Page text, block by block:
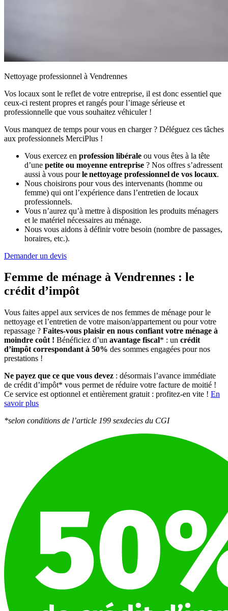
Nettoyage professionnel à Vendrennes
Vos locaux sont le reflet de votre entreprise, il est donc essentiel que
ceux-ci restent propres et rangés pour l’image sérieuse et
professionnelle que vous souhaitez véhiculer !
Vous manquez de temps pour vous en charger ? Déléguez ces tâches
aux professionnels MerciPlus !
Vous exercez en profession libérale ou vous êtes à la tête
d’une petite ou moyenne entreprise ? Nos offres s’adressent
aussi à vous pourle nettoyage professionnel de vos locaux.
Nous choisirons pour vous des intervenants (homme ou
femme) qui ont l’expérience dans l’entretien de locaux
professionnels.
Vous n’aurez qu’à mettre à disposition les produits ménagers
et le matériel nécessaires au ménage.
Nous vous aidons à définir votre besoin (nombre de passages,
horaires, etc.).
Demander un devis
Femme de ménage à Vendrennes : le
crédit d’impôt
Vous faites appel aux services de nos femmes de ménage pour le
nettoyage et l’entretien de votre maison/appartement ou pour votre
repassage ? Faites-vous plaisir en nous confiant votre ménage à
moindre coût ! Bénéficiez d’un avantage fiscal* : un crédit
d’impôt correspondant à 50% des sommes engagées pour nos
prestations !
Ne payez que ce que vous devez : désormais l’avance immédiate
de crédit d’impôt* vous permet de réduire votre facture de moitié !
Ce service est optionnel et entièrement gratuit : profitez-en vite ! En
savoir plus
*selon conditions de l’article 199 sexdecies du CGI